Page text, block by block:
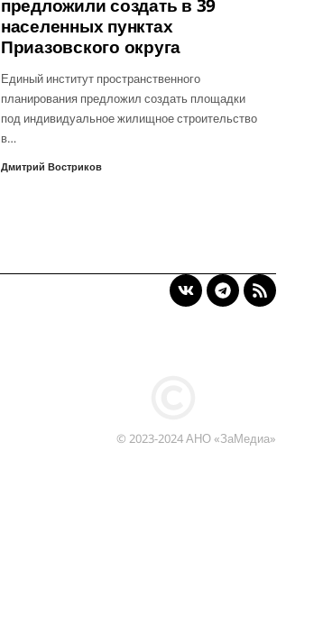
предложили создать в 39
населенных пунктах
Приазовского округа
Единый институт пространственного
планирования предложил создать площадки
под индивидуальное жилищное строительство
в…
Дмитрий Востриков
© 2023-2024 АНО «ЗаМедиа»